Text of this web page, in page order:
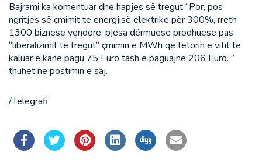
Bajrami ka komentuar dhe hapjes së tregut “Por, pos
ngritjes së çmimit të energjisë elektrike për 300%, rreth
1300 biznese vendore, pjesa dërmuese prodhuese pas
“liberalizimit të tregut” çmimin e MWh që tetorin e vitit të
kaluar e kanë pagu 75 Euro tash e paguajnë 206 Euro. ”
thuhet në postimin e saj.
/Telegrafi